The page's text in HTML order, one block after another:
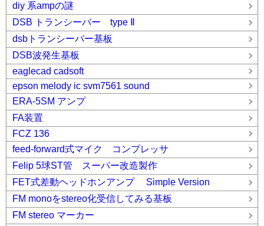
diy 系ampの謎
DSB トランシーバー type Ⅱ
dsbトランシーバー基板
DSB波発生基板
eaglecad cadsoft
epson melody ic svm7561 sound
ERA-5SM アンプ
FA装置
FCZ 136
feed-forward式マイク コンプレッサ
Felip 5球ST管 スーパー改造製作
FET式差動ヘッドホンアンプ Simple Version
FM monoをstereo化受信してみる基板
FM stereo マーカー